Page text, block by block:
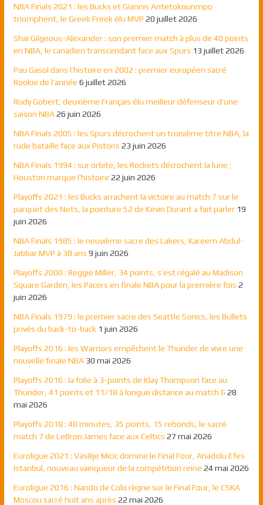
NBA Finals 2021 : les Bucks et Giannis Antetokounmpo
triomphent, le Greek Freek élu MVP 20 juillet 2026
Shai Gilgeous-Alexander : son premier match à plus de 40 points
en NBA, le canadien transcendant face aux Spurs 13 juillet 2026
Pau Gasol dans l’histoire en 2002 : premier européen sacré
Rookie de l’année 6 juillet 2026
Rudy Gobert, deuxième Français élu meilleur défenseur d’une
saison NBA 26 juin 2026
NBA Finals 2005 : les Spurs décrochent un troisième titre NBA, la
rude bataille face aux Pistons 23 juin 2026
NBA Finals 1994 : sur orbite, les Rockets décrochent la lune ;
Houston marque l’histoire 22 juin 2026
Playoffs 2021 : les Bucks arrachent la victoire au match 7 sur le
parquet des Nets, la pointure 52 de Kevin Durant a fait parler 19
juin 2026
NBA Finals 1985 : le neuvième sacre des Lakers, Kareem Abdul-
Jabbar MVP à 38 ans 9 juin 2026
Playoffs 2000 : Reggie Miller, 34 points, s’est régalé au Madison
Square Garden, les Pacers en finale NBA pour la première fois 2
juin 2026
NBA Finals 1979 : le premier sacre des Seattle Sonics, les Bullets
privés du back-to-back 1 juin 2026
Playoffs 2016 : les Warriors empêchent le Thunder de vivre une
nouvelle finale NBA 30 mai 2026
Playoffs 2016 : la folie à 3-points de Klay Thompson face au
Thunder, 41 points et 11/18 à longue distance au match 6 28
mai 2026
Playoffs 2018 : 48 minutes, 35 points, 15 rebonds, le sacré
match 7 de LeBron James face aux Celtics 27 mai 2026
Euroligue 2021 : Vasilije Micic domine le Final Four, Anadolu Efes
Istanbul, nouveau vainqueur de la compétition reine 24 mai 2026
Euroligue 2016 : Nando de Colo règne sur le Final Four, le CSKA
Moscou sacré huit ans après 22 mai 2026